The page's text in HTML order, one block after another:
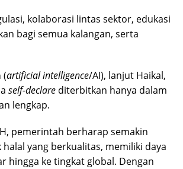
kolaborasi lintas sektor, edukasi
bagi semua kalangan, serta
(artificial intelligence/AI), lanjut Haikal,
self-declare diterbitkan hanya dalam
lengkap.
pemerintah berharap semakin
yang berkualitas, memiliki daya
hingga ke tingkat global. Dengan